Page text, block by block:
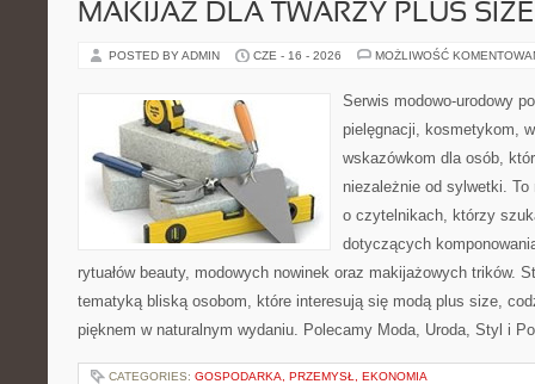
MAKIJAŻ DLA TWARZY PLUS SIZE
POSTED BY ADMIN CZE - 16 - 2026 MOŻLIWOŚĆ
Serwis modowo-urodowy
pielęgnacji, kosmetykom,
wskazówkom dla osób,
niezależnie od sylwetki.
o czytelnikach, którzy
dotyczących
rytuałów beauty, modowych nowinek oraz makijażowych trików.
tematyką bliską osobom, które interesują się modą plus size,
pięknem w naturalnym wydaniu. Polecamy Moda, Uroda, Styl i
CATEGORIES: GOSPODARKA, PRZEMYSŁ, EKONOMIA